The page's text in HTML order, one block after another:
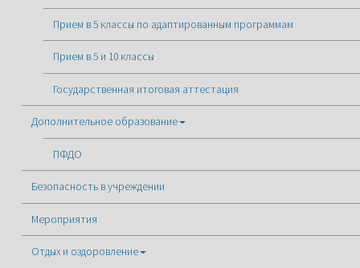
Прием в 5 классы по адаптированным программам
Прием в 5 и 10 классы
Государственная итоговая аттестация
Дополнительное образование
ПФДО
Безопасность в учреждении
Мероприятия
Отдых и оздоровление